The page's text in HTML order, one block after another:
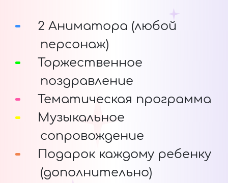
2 Аниматора (любой
персонаж)
Торжественное
поздравление
Тематическая программа
Музыкальное
сопровождение
Подарок каждому ребенку
(дополнительно)